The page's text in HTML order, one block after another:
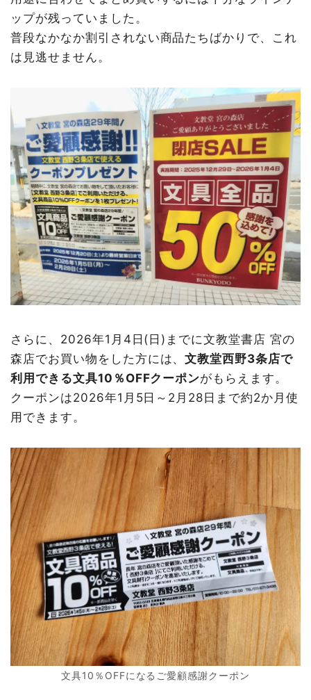
ップが残っていました。
普段なかなか割引されない商品たちばかりで、これ
は見逃せません。
さらに、2026年1月4日(日)までに文教堂書店 宮の
森店でお買い物をした方には、文教堂西野3条店で
利用できる文具10％OFFクーポンがもらえます。
クーポンは2026年1月5日～2月28日まで約2か月使
用できます。
文具10％OFFになるご愛顧感謝クーポン